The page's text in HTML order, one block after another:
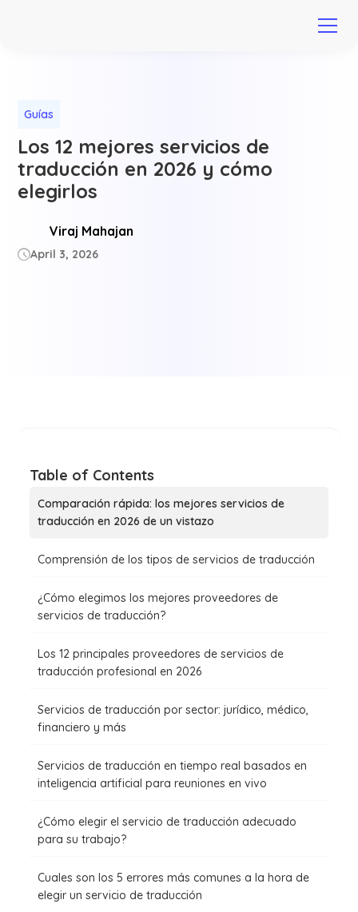
Guías
Los 12 mejores servicios de
traducción en 2026 y cómo
elegirlos
Viraj Mahajan
April 3, 2026
Table of Contents
Comparación rápida: los mejores servicios de
traducción en 2026 de un vistazo
Comprensión de los tipos de servicios de traducción
¿Cómo elegimos los mejores proveedores de
servicios de traducción?
Los 12 principales proveedores de servicios de
traducción profesional en 2026
Servicios de traducción por sector: jurídico, médico,
financiero y más
Servicios de traducción en tiempo real basados en
inteligencia artificial para reuniones en vivo
¿Cómo elegir el servicio de traducción adecuado
para su trabajo?
Cuales son los 5 errores más comunes a la hora de
elegir un servicio de traducción